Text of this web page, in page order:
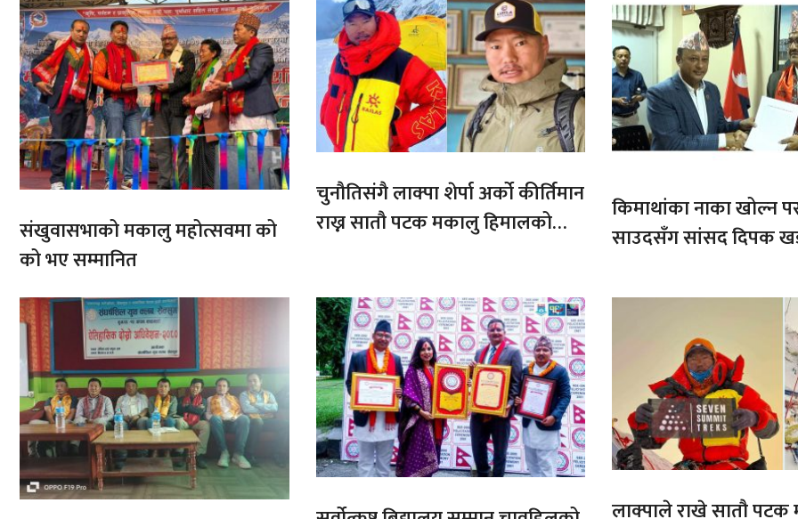
संखुवासभाको मकालु महोत्सवमा को
को भए सम्मानित
चुनौतिसंगै लाक्पा शेर्पा अर्को कीर्तिमान
राख्न सातौ पटक मकालु हिमालको
किमाथांका नाका खोल्न
साउदसँग सांसद दिपक
लाक्पाले राखे सातौ